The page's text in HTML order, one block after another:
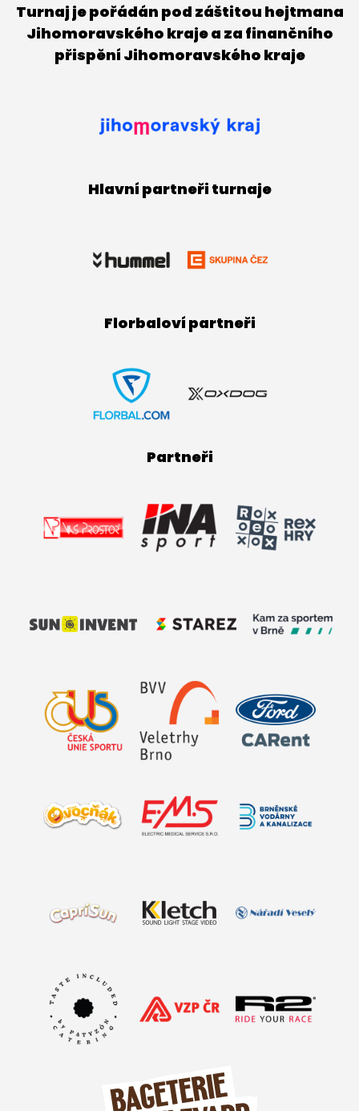
Turnaj je pořádán pod záštitou hejtmana
Jihomoravského kraje a za finančního
přispění Jihomoravského kraje
Hlavní partneři turnaje
Florbaloví partneři
Partneři